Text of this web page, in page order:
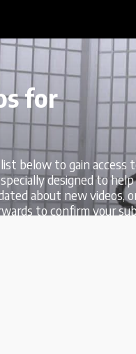
for
below to gain access
designed to
about new videos,
to confirm your